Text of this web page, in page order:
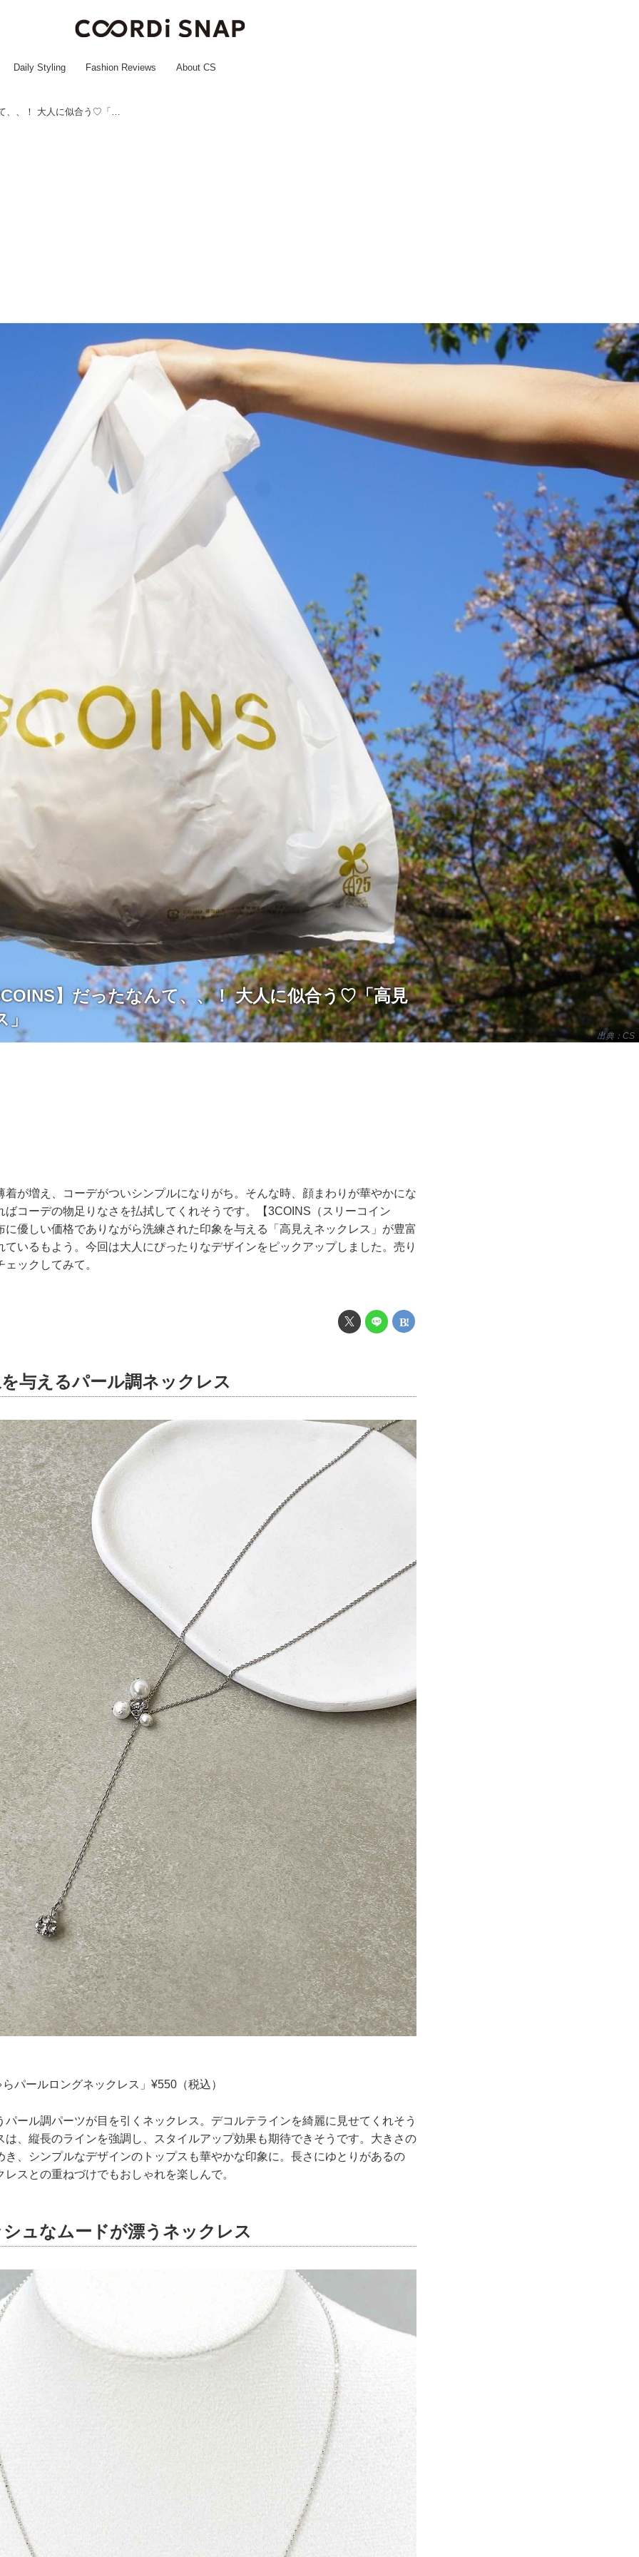
Daily Styling Fashion Reviews About CS
まさかの【3COINS】だったなんて、、！ 大人に似合う♡「高見えネックレス」
出典：CS
】だったなんて、、！ 大人に似合う♡「高見
着が増え、コーデがついシンプルになりがち。そんな時、顔まわりが華やかにな
ばコーデの物足りなさを払拭してくれそうです。【3COINS（スリーコイン
に優しい価格でありながら洗練された印象を与える「高見えネックレス」が豊富
ているもよう。今回は大人にぴったりなデザインをピックアップしました。売り
ックしてみて。
与えるパール調ネックレス
パールロングネックレス」¥550（税込）
パール調パーツが目を引くネックレス。デコルテラインを綺麗に見せてくれそう
は、縦長のラインを強調し、スタイルアップ効果も期待できそうです。大きさの
き、シンプルなデザインのトップスも華やかな印象に。長さにゆとりがあるの
スとの重ねづけでもおしゃれを楽しんで。
ュなムードが漂うネックレス